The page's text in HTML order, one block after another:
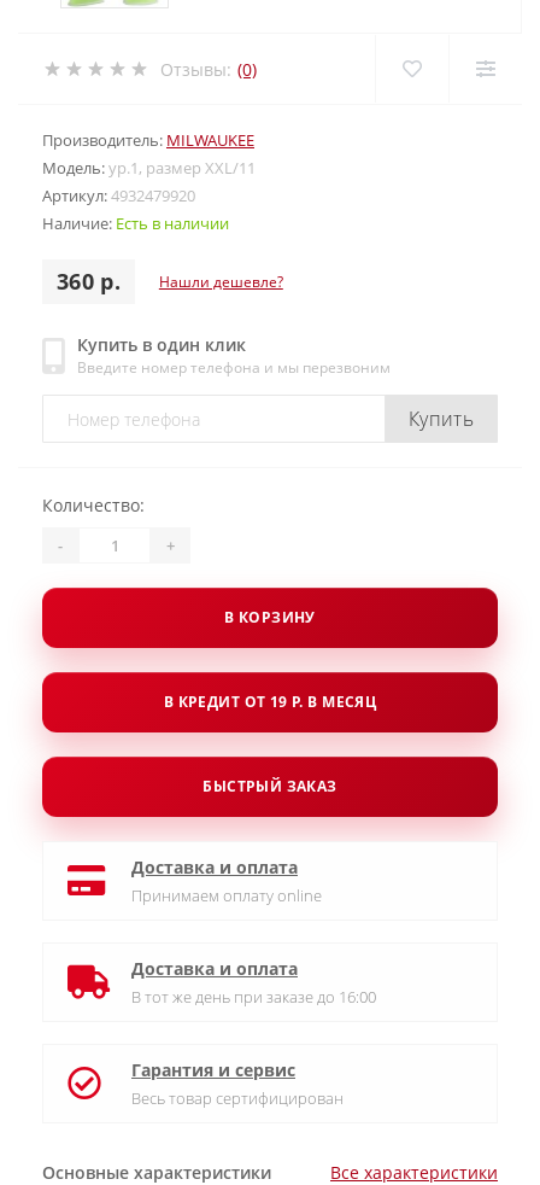
Отзывы: (0)
Производитель: MILWAUKEE
Модель:ур.1, размер XXL/11
Артикул:4932479920
Наличие: Есть в наличии
360 р. Нашли дешевле?
Купить в один клик
Введите номер телефона и мы перезвоним
Купить
Основные характеристики Все характеристики
Количество:
- +
В КОРЗИНУ
В КРЕДИТ ОТ 19 Р. В МЕСЯЦ
БЫСТРЫЙ ЗАКАЗ
Доставка и оплата
Принимаем оплату online
Доставка и оплата
В тот же день при заказе до 16:00
Гарантия и сервис
Весь товар сертифицирован